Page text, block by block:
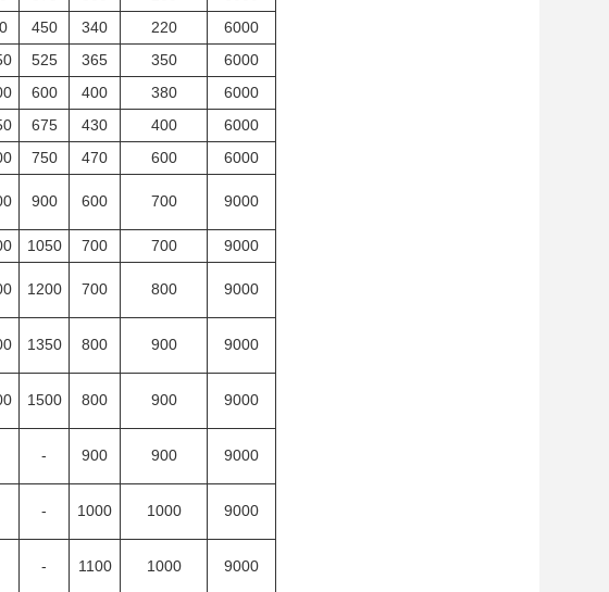
450 340 220
6000
525 365 350
6000
600 400 380
6000
675 430 400
6000
750 470 600 6000
900 600 700 9000
1050 700 700 9000
1200 700 800 9000
1350 800 900 9000
1500 800 900 9000
- 900 900 9000
- 1000 1000 9000
- 1100 1000 9000